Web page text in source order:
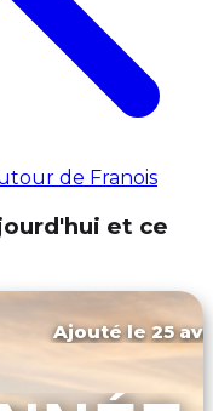
de Franois
et ce
Ajouté le 25